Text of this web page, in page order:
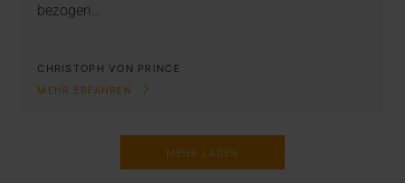
bezogen…
CHRISTOPH VON PRINCE
MEHR ERFAHREN
MEHR LADEN